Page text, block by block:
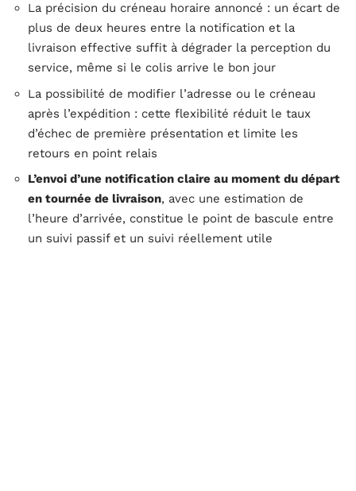
La précision du créneau horaire annoncé : un écart de
plus de deux heures entre la notification et la
livraison effective suffit à dégrader la perception du
service, même si le colis arrive le bon jour
La possibilité de modifier l’adresse ou le créneau
après l’expédition : cette flexibilité réduit le taux
d’échec de première présentation et limite les
retours en point relais
L’envoi d’une notification claire au moment du départ
en tournée de livraison, avec une estimation de
l’heure d’arrivée, constitue le point de bascule entre
un suivi passif et un suivi réellement utile